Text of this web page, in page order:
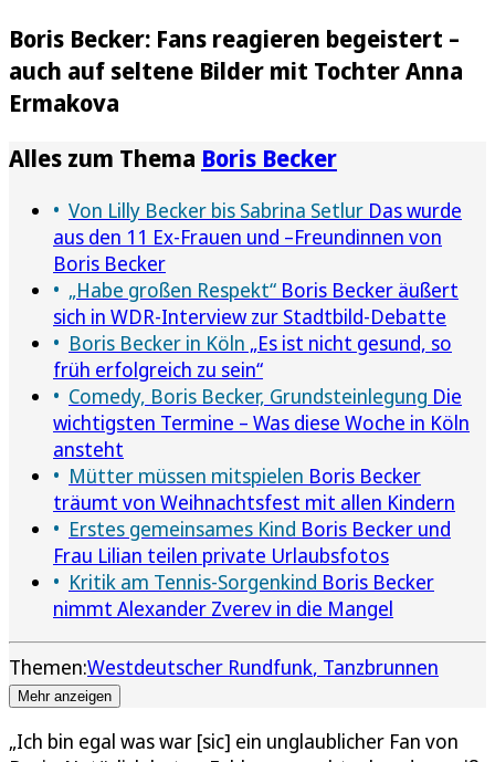
Boris Becker: Fans reagieren begeistert –
auch auf seltene Bilder mit Tochter Anna
Ermakova
Alles zum Thema Boris Becker
Von Lilly Becker bis Sabrina Setlur Das wurde
aus den 11 Ex-Frauen und –Freundinnen von
Boris Becker
„Habe großen Respekt“ Boris Becker äußert
sich in WDR-Interview zur Stadtbild-Debatte
Boris Becker in Köln „Es ist nicht gesund, so
früh erfolgreich zu sein“
Comedy, Boris Becker, Grundsteinlegung Die
wichtigsten Termine – Was diese Woche in Köln
ansteht
Mütter müssen mitspielen Boris Becker
träumt von Weihnachtsfest mit allen Kindern
Erstes gemeinsames Kind Boris Becker und
Frau Lilian teilen private Urlaubsfotos
Kritik am Tennis-Sorgenkind Boris Becker
nimmt Alexander Zverev in die Mangel
Themen:Westdeutscher Rundfunk Tanzbrunnen
Mehr anzeigen
„Ich bin egal was war [sic] ein unglaublicher Fan von